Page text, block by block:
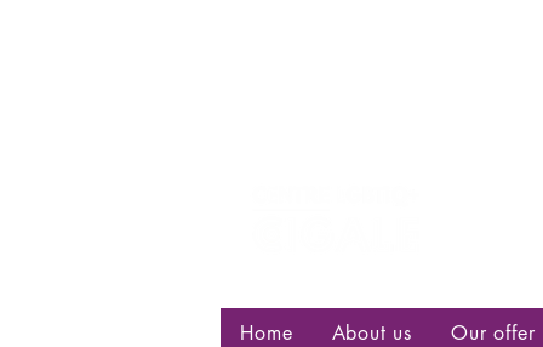
Home About us Our offer